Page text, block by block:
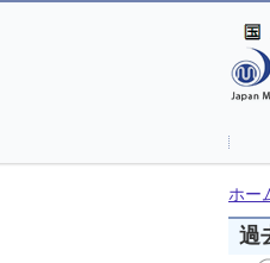
ホー
過